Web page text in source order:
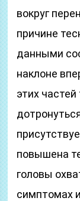
вокруг
причине
данными
наклоне
этих
повышена
головы
симптомах